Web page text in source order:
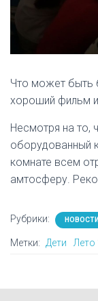
Что может быть
хороший фильм
Несмотря на то,
оборудованный
комнате всем
амтосферу.
Рубрики: НОВОСТИ
Метки: Дети Лето